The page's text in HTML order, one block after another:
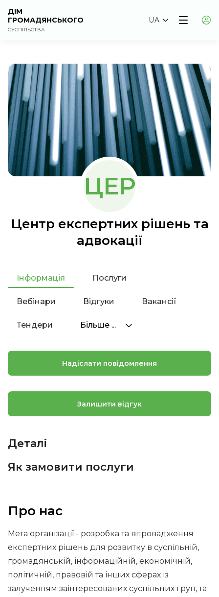
ДІМ
ГРОМАДЯНСЬКОГО
СУСПІЛЬСТВА
UA
ЦЕР
Центр експертних рішень та
адвокації
Інформація Послуги
Вебінари Відгуки Вакансії
Тендери Більше ...
Про нас
Мета організації - розробка та впровадження
експертних рішень для розвитку в суспільній,
громадянській, інформаційній, економічній,
політичній, правовій та інших сферах із
залученням заінтересованих суспільних груп, та
Надіслати повідомлення
Залишити відгук
Деталі
Як замовити послуги